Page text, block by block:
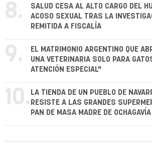
8.
SALUD CESA AL ALTO CARGO DEL
ACOSO SEXUAL TRAS LA
REMITIDA A FISCALÍA
9.
EL MATRIMONIO ARGENTINO QUE
UNA VETERINARIA SOLO PARA
ATENCIÓN ESPECIAL"
10. LA TIENDA DE UN PUEBLO DE
RESISTE A LAS GRANDES
PAN DE MASA MADRE DE OCHAGAVÍA